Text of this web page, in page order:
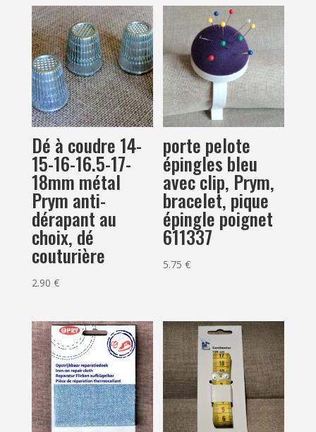
Dé à coudre 14-
15-16-16.5-17-
18mm métal
Prym anti-
dérapant au
choix, dé
couturière
2.90 €
porte pelote
épingles bleu
avec clip, Prym,
bracelet, pique
épingle poignet
611337
5.75€